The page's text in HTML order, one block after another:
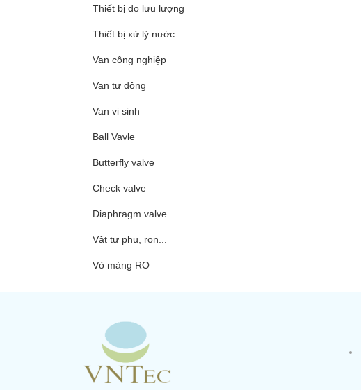
Thiết bị đo lưu lượng
Thiết bị xử lý nước
Van công nghiệp
Van tự động
Van vi sinh
Ball Vavle
Butterfly valve
Check valve
Diaphragm valve
Vật tư phụ, ron...
Vỏ màng RO